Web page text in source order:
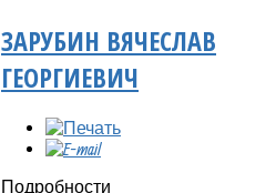
ЗАРУБИН ВЯЧЕСЛАВ
ГЕОРГИЕВИЧ
Подробности